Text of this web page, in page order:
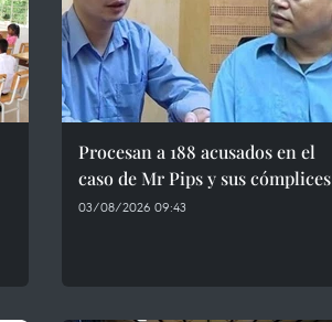
Procesan a 188 acusados en el
caso de Mr Pips y sus cómplices
03/08/2026 09:43